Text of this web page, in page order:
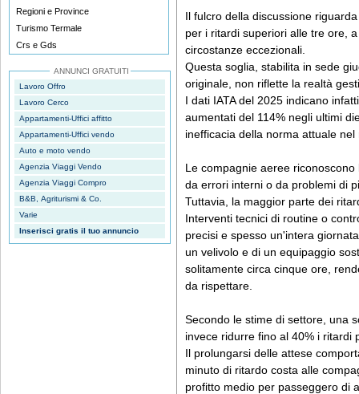
Regioni e Province
Turismo Termale
Crs e Gds
ANNUNCI GRATUITI
Lavoro Offro
Lavoro Cerco
Appartamenti-Uffici affitto
Appartamenti-Uffici vendo
Auto e moto vendo
Agenzia Viaggi Vendo
Agenzia Viaggi Compro
B&B, Agriturismi & Co.
Varie
Inserisci gratis il tuo annuncio
Il fulcro della discussione
per i ritardi superiori alle tre ore,
circostanze eccezionali.
Questa soglia, stabilita in sede
originale, non riflette la realtà
I dati IATA del 2025 indicano
aumentati del 114% negli ultimi
inefficacia della norma attuale
Le compagnie aeree
da errori interni o da problemi di
Tuttavia, la maggior parte dei
Interventi tecnici di routine o
precisi e spesso un'intera
un velivolo e di un equipaggio
solitamente circa cinque ore,
da rispettare.
Secondo le stime di settore, una
invece ridurre fino al 40% i ritardi
Il prolungarsi delle attese
minuto di ritardo costa alle
profitto medio per passeggero di